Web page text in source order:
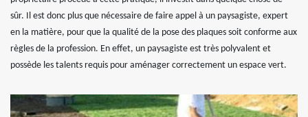
sûr. Il est donc plus que nécessaire de faire appel à un paysagiste, expert
en la matière, pour que la qualité de la pose des plaques soit conforme aux
règles de la profession. En effet, un paysagiste est très polyvalent et
possède les talents requis pour aménager correctement un espace vert.